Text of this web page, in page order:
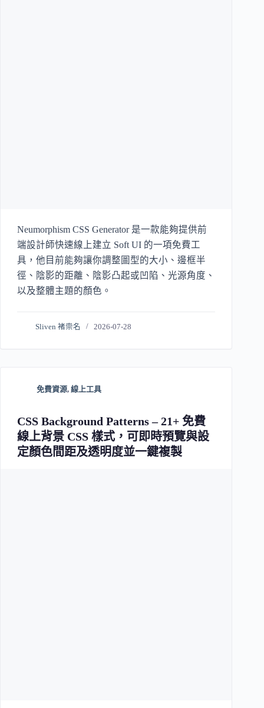
Neumorphism CSS Generator 是一款能夠提供前
端設計師快速線上建立 Soft UI 的一項免費工
具，他目前能夠讓你調整圖型的大小、邊框半
徑、陰影的距離、陰影凸起或凹陷、光源角度、
以及整體主題的顏色。
Sliven 褚崇名 2026-07-28
免費資源, 線上工具
CSS Background Patterns – 21+ 免費
線上背景 CSS 樣式，可即時預覽與設
定顏色間距及透明度並一鍵複製